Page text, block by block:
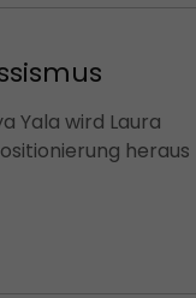
Yala wird Laura
heraus